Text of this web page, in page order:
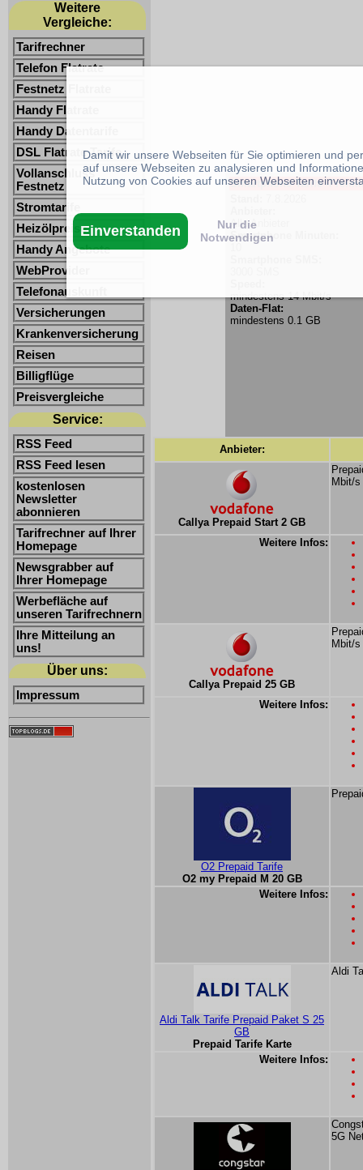
Weitere
Vergleiche:
Tarifrechner
Telefon Flatrate
Festnetz Flatrate
Handy Flatrate
Handy Datentarife
DSL Flatrate Tarife
Vollanschluss
Festnetz
Stromtarife
Heizölpreise
Handy Angebote
WebProvider
Telefonauskunft
Versicherungen
Krankenversicherung
Reisen
Billigflüge
Preisvergleiche
Service:
RSS Feed
RSS Feed lesen
kostenlosen
Newsletter
abonnieren
Tarifrechner auf Ihrer
Homepage
Newsgrabber auf
Ihrer Homepage
Werbefläche auf
unseren Tarifrechnern
Ihre Mitteilung an
uns!
Über uns:
Impressum
Smartphone Tarife -
Alle Anbieter
Smartphone Minuten:
mindestens 14 Mbit/s
Daten-Flat:
mindestens 0.1 GB
Anbieter:
Callya Prepaid Start 2 GB
Mbit/s
Weitere Infos:
Callya Prepaid 25 GB
Mbit/s
Weitere Infos:
O2 Prepaid Tarife
O2 my Prepaid M 20 GB
Weitere Infos:
Aldi Talk Tarife Prepaid Paket S 25
GB
Prepaid Tarife Karte
Aldi
Weitere Infos:
5G
Damit wir unsere Webseiten für Sie optimieren und
auf unsere Webseiten zu analysieren und
Nutzung von Cookies auf unseren Webseiten
Einverstanden
Nur die
Notwendigen